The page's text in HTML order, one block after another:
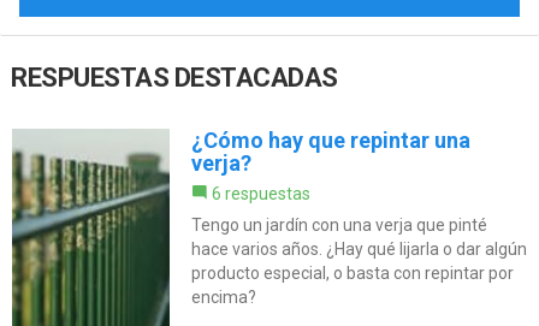
RESPUESTAS DESTACADAS
¿Cómo hay que repintar una
verja?
6 respuestas
Tengo un jardín con una verja que pinté
hace varios años. ¿Hay qué lijarla o dar algún
producto especial, o basta con repintar por
encima?